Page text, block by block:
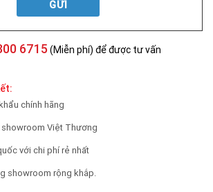
GỬI
6715 (Miễn phí) để được tư vấn
chính hãng
showroom Việt Thương
với chi phí rẻ nhất
showroom rộng khắp.